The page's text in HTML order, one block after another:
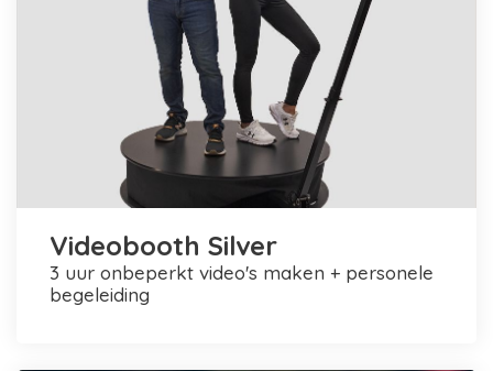
Videobooth Silver
3 uur onbeperkt video's maken + personele
begeleiding